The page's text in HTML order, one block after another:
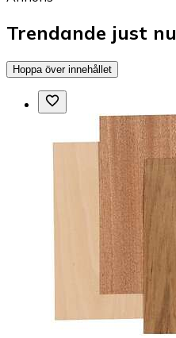
Trendande just nu
Hoppa över innehållet